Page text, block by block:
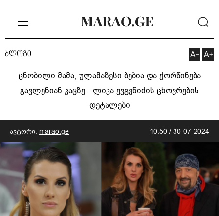
ბლოგი
ცნობილი მამა, ულამაზესი ბებია და ქორწინება
გავლენიან კაცზე - ლიკა ევგენიძის ცხოვრების
დეტალები
ავტორი: marao.ge 10:50 / 30-07-2024